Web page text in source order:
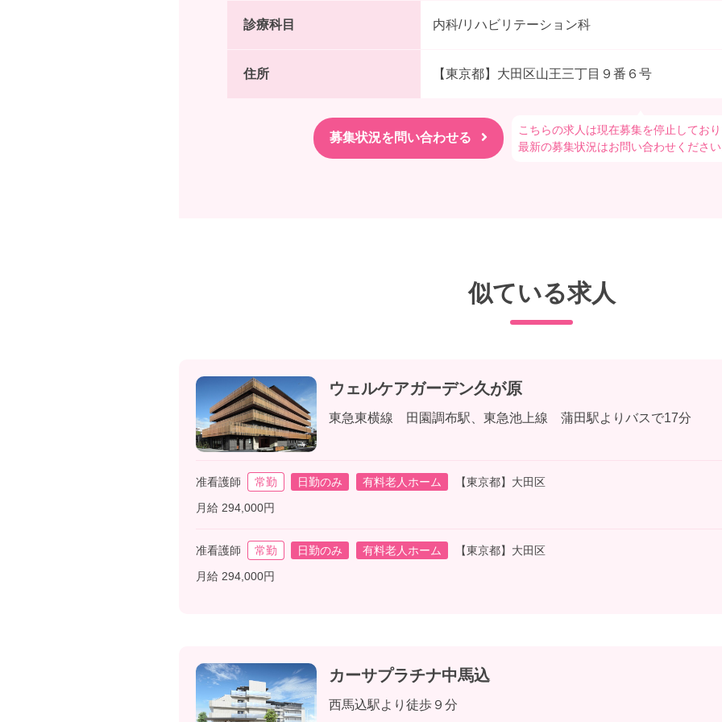
診療科目 内科/リハビリテーション科
住所 【東京都】大田区山王三丁目９番６号
こちらの求人は現在募集を停止しており
最新の募集状況はお問い合わせください
似ている求人
ウェルケアガーデン久が原
東急東横線 田園調布駅、東急池上線 蒲田駅よりバスで17分
准看護師 常勤 日勤のみ 有料老人ホーム
【東京都】大田区
月給 294,000円
准看護師 常勤 日勤のみ 有料老人ホーム
【東京都】大田区
月給 294,000円
カーサプラチナ中馬込
西馬込駅より徒歩９分